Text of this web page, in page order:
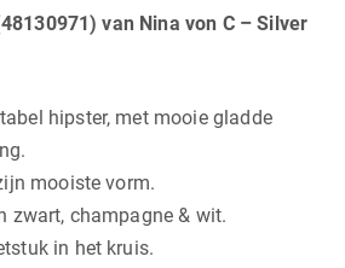
van Nina von C – Silver
hipster, met mooie gladde
mooiste vorm.
zwart, champagne & wit.
in het kruis.